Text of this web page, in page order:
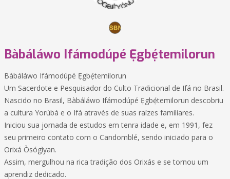
Bàbáláwo Ifámodúpé Ẹgbẹ́temilorun
Bàbáláwo Ifámodúpé Ẹgbẹ́temilorun
Um Sacerdote e Pesquisador do Culto Tradicional de Ifá no Brasil.
Nascido no Brasil, Bàbáláwo Ifámodúpé Ẹgbẹ́temilorun descobriu
a cultura Yorùbá e o Ifá através de suas raízes familiares.
Iniciou sua jornada de estudos em tenra idade e, em 1991, fez
seu primeiro contato com o Candomblé, sendo iniciado para o
Orixá Òsógìyan.
Assim, mergulhou na rica tradição dos Orixás e se tornou um
aprendiz dedicado.